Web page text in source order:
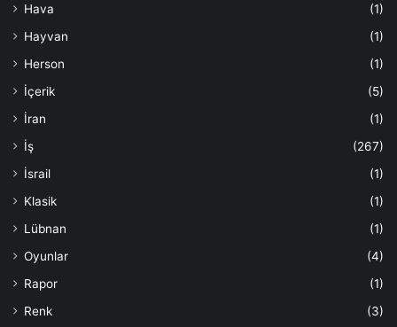
Hava
(1)
Hayvan
(1)
Herson
(1)
İçerik
(5)
İran
(1)
İş
(267)
İsrail
(1)
Klasik
(1)
Lübnan
(1)
Oyunlar
(4)
Rapor
(1)
Renk
(3)